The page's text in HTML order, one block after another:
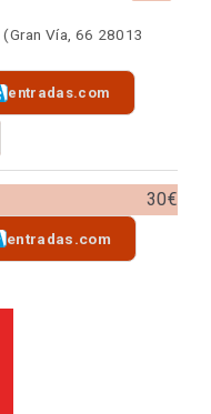
(Gran Vía, 66 28013
entradas.com
30€
entradas.com